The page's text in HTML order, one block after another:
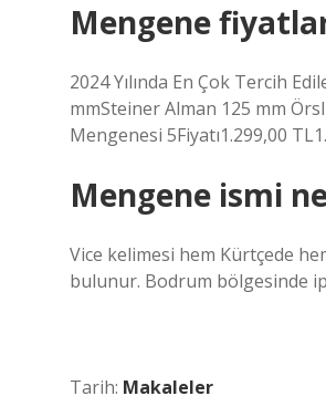
Mengene
2024 Yılında En Çok Tercih
mmSteiner Alman 125 mm
Mengenesi 5Fiyatı1.299,00 TL1.
Mengene ismi
Vice kelimesi hem Kürtçede
bulunur. Bodrum bölgesinde
Tarih: Makaleler